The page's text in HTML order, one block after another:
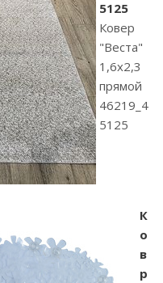
5125
Ковер
"Веста"
1,6х2,3
прямой
46219_4
5125
К
о
в
р